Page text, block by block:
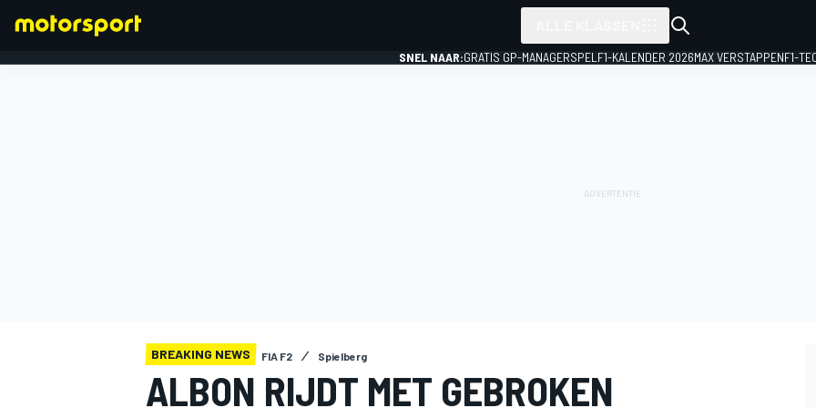
SNEL NAAR:GRATIS GP-MANAGERSPEL F1-KALENDER 2026MAX VERSTAPPENF1-
BREAKING NEWS FIA F2 Spielberg
ALBON RIJDT MET GEBROKEN